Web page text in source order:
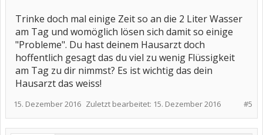
Trinke doch mal einige Zeit so an die 2 Liter Wasser
am Tag und womöglich lösen sich damit so einige
"Probleme". Du hast deinem Hausarzt doch
hoffentlich gesagt das du viel zu wenig Flüssigkeit
am Tag zu dir nimmst? Es ist wichtig das dein
Hausarzt das weiss!
#5
15. Dezember 2016 Zuletzt bearbeitet: 15. Dezember 2016